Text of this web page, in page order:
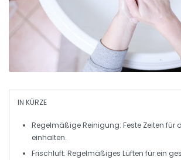
IN KÜRZE
Regelmäßige Reinigung: Feste Zeiten für
einhalten.
Frischluft: Regelmäßiges Lüften für ein